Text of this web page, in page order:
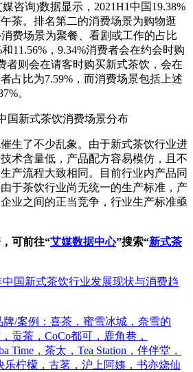
咨询)数据显示，2021H1中国19.38%
茶。排名第二的消费场景为购物逛
费场景为聚餐、看剧或工作的占比
11.56%，9.34%消费者会在约会时购
者则会在请客时购买新式茶饮，会在
占比为7.59%，而消费场景包括上述
。
了不少乱象。由于新式茶饮行业进
术含量低，产品配方容易模仿，且不
产流程大致相同。目前行业内产品同
于茶饮行业尚无统一的生产标准，产
业之间的正当竞争，行业生产标准亟
可前往“艾媒数据中心”搜索“新式茶
国新式茶饮行业发展现状与消费趋
/案例：喜茶，蜜雪冰城，奈雪的
贡茶，CoCo都可，鹿角巷，
Time，茶太，Tea Station，伴伴堂，
乐柠檬，古茗，沪上阿姨，书亦烧仙